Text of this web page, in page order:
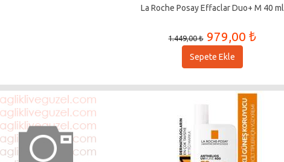
La Roche Posay Effaclar Duo+ M 40 ml
1.449,00 ₺ 979,00 ₺
Sepete Ekle